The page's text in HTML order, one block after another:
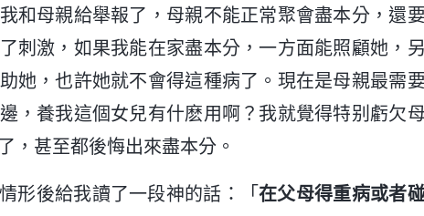
和母親給舉報了，母親不能正常聚會盡本分，還
刺激，如果我能在家盡本分，一方面能照顧她，
她，也許她就不會得這種病了。現在是母親最需
，養我這個女兒有什麽用啊？我就覺得特别虧欠
，甚至都後悔出來盡本分。
形後給我讀了一段神的話：「在父母得重病或者